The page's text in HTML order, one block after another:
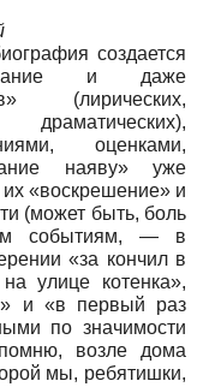
создается
и даже
(лирических,
оценками,
наяву» уже
«воскрешение» и
(может быть, боль
событиям, — в
«за кончил в
улице котенка»,
и «в первый раз
по значимости
возле дома
мы, ребятишки,